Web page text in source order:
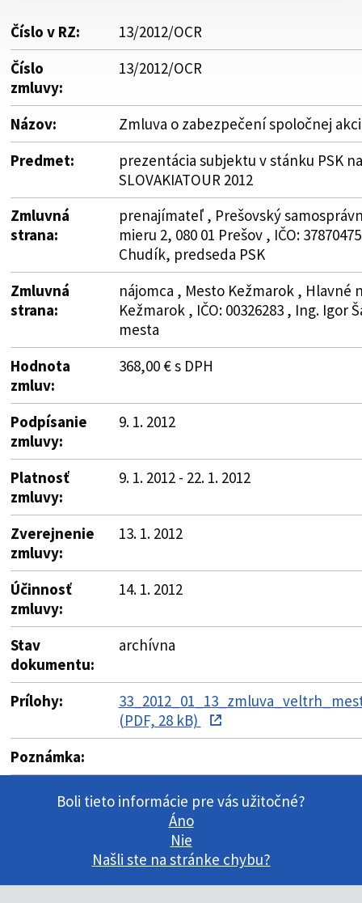
Číslo v RZ:
13/2012/OCR
Číslo
zmluvy:
13/2012/OCR
Názov:
Zmluva o zabezpečení spoločnej
Predmet:
prezentácia subjektu v stánku PSK
SLOVAKIATOUR 2012
Zmluvná
strana:
prenajímateľ , Prešovský
mieru 2, 080 01 Prešov , IČO:
Chudík, predseda PSK
Zmluvná
strana:
nájomca , Mesto Kežmarok , Hlavné
Kežmarok , IČO: 00326283 , Ing. Igor
mesta
Hodnota
zmluv:
368,00 € s DPH
Podpísanie
zmluvy:
9. 1. 2012
Platnosť
zmluvy:
9. 1. 2012 - 22. 1. 2012
Zverejnenie
zmluvy:
13. 1. 2012
Účinnosť
zmluvy:
14. 1. 2012
Stav
dokumentu:
archívna
Prílohy:
(PDF, 28 kB)
Poznámka:
Boli tieto informácie pre vás užitočné?
Áno
Nie
Našli ste na stránke chybu?